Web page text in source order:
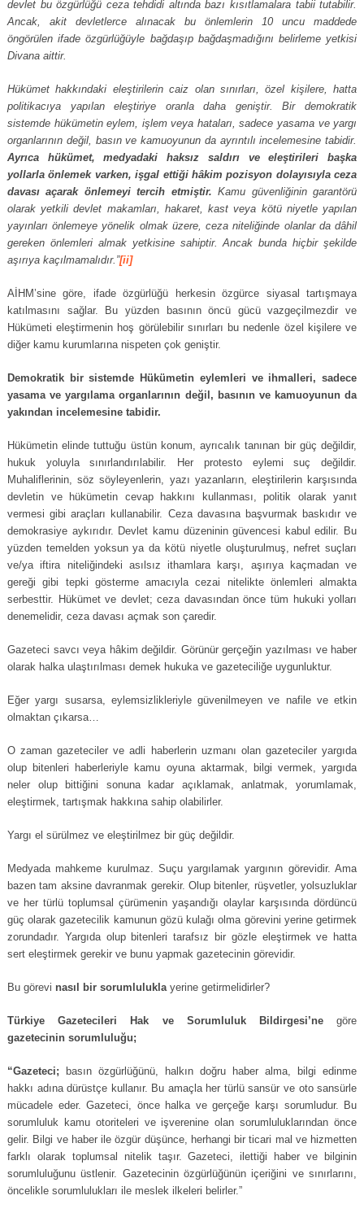
devlet bu özgürlüğü ceza tehdidi altında bazı kısıtlamalara tabii tutabilir.
Ancak, akit devletlerce alınacak bu önlemlerin 10 uncu maddede
öngörülen ifade özgürlüğüyle bağdaşıp bağdaşmadığını belirleme yetkisi
Divana aittir.
Hükümet hakkındaki eleştirilerin caiz olan sınırları, özel kişilere, hatta
politikacıya yapılan eleştiriye oranla daha geniştir. Bir demokratik
sistemde hükümetin eylem, işlem veya hataları, sadece yasama ve yargı
organlarının değil, basın ve kamuoyunun da ayrıntılı incelemesine tabidir.
Ayrıca hükümet, medyadaki haksız saldırı ve eleştirileri başka
yollarla önlemek varken, işgal ettiği hâkim pozisyon dolayısıyla ceza
davası açarak önlemeyi tercih etmiştir. Kamu güvenliğinin garantörü
olarak yetkili devlet makamları, hakaret, kast veya kötü niyetle yapılan
yayınları önlemeye yönelik olmak üzere, ceza niteliğinde olanlar da dâhil
gereken önlemleri almak yetkisine sahiptir. Ancak bunda hiçbir şekilde
aşırıya kaçılmamalıdır.”[ii]
AİHM’sine göre, ifade özgürlüğü herkesin özgürce siyasal tartışmaya
katılmasını sağlar. Bu yüzden basının öncü gücü vazgeçilmezdir ve
Hükümeti eleştirmenin hoş görülebilir sınırları bu nedenle özel kişilere ve
diğer kamu kurumlarına nispeten çok geniştir.
Demokratik bir sistemde Hükümetin eylemleri ve ihmalleri, sadece
yasama ve yargılama organlarının değil, basının ve kamuoyunun da
yakından incelemesine tabidir.
Hükümetin elinde tuttuğu üstün konum, ayrıcalık tanınan bir güç değildir,
hukuk yoluyla sınırlandırılabilir. Her protesto eylemi suç değildir.
Muhaliflerinin, söz söyleyenlerin, yazı yazanların, eleştirilerin karşısında
devletin ve hükümetin cevap hakkını kullanması, politik olarak yanıt
vermesi gibi araçları kullanabilir. Ceza davasına başvurmak baskıdır ve
demokrasiye aykırıdır. Devlet kamu düzeninin güvencesi kabul edilir. Bu
yüzden temelden yoksun ya da kötü niyetle oluşturulmuş, nefret suçları
ve/ya iftira niteliğindeki asılsız ithamlara karşı, aşırıya kaçmadan ve
gereği gibi tepki gösterme amacıyla cezai nitelikte önlemleri almakta
serbesttir. Hükümet ve devlet; ceza davasından önce tüm hukuki yolları
denemelidir, ceza davası açmak son çaredir.
Gazeteci savcı veya hâkim değildir. Görünür gerçeğin yazılması ve haber
olarak halka ulaştırılması demek hukuka ve gazeteciliğe uygunluktur.
Eğer yargı susarsa, eylemsizlikleriyle güvenilmeyen ve nafile ve etkin
olmaktan çıkarsa…
O zaman gazeteciler ve adli haberlerin uzmanı olan gazeteciler yargıda
olup bitenleri haberleriyle kamu oyuna aktarmak, bilgi vermek, yargıda
neler olup bittiğini sonuna kadar açıklamak, anlatmak, yorumlamak,
eleştirmek, tartışmak hakkına sahip olabilirler.
Yargı el sürülmez ve eleştirilmez bir güç değildir.
Medyada mahkeme kurulmaz. Suçu yargılamak yargının görevidir. Ama
bazen tam aksine davranmak gerekir. Olup bitenler, rüşvetler, yolsuzluklar
ve her türlü toplumsal çürümenin yaşandığı olaylar karşısında dördüncü
güç olarak gazetecilik kamunun gözü kulağı olma görevini yerine getirmek
zorundadır. Yargıda olup bitenleri tarafsız bir gözle eleştirmek ve hatta
sert eleştirmek gerekir ve bunu yapmak gazetecinin görevidir.
Bu görevi nasıl bir sorumluluklayerine getirmelidirler?
Türkiye Gazetecileri Hak ve Sorumluluk Bildirgesi’negöre
gazetecinin sorumluluğu;
“Gazeteci;
basın özgürlüğünü, halkın doğru haber alma, bilgi edinme
hakkı adına dürüstçe kullanır. Bu amaçla her türlü sansür ve oto sansürle
mücadele eder. Gazeteci, önce halka ve gerçeğe karşı sorumludur. Bu
sorumluluk kamu otoriteleri ve işverenine olan sorumluluklarından önce
gelir. Bilgi ve haber ile özgür düşünce, herhangi bir ticari mal ve hizmetten
farklı olarak toplumsal nitelik taşır. Gazeteci, ilettiği haber ve bilginin
sorumluluğunu üstlenir. Gazetecinin özgürlüğünün içeriğini ve sınırlarını,
öncelikle sorumlulukları ile meslek ilkeleri belirler.”